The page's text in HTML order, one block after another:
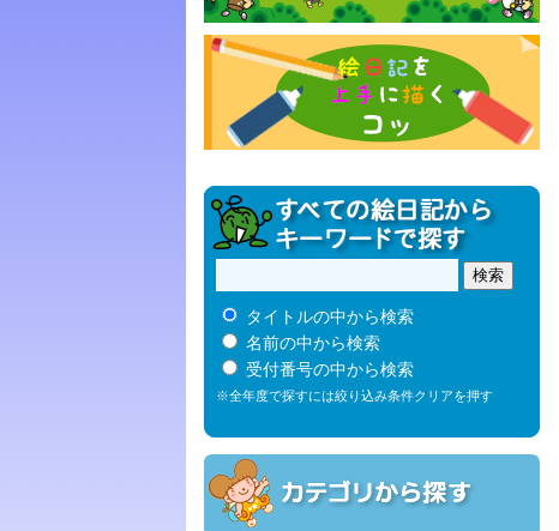
タイトルの中から検索
名前の中から検索
受付番号の中から検索
※全年度で探すには絞り込み条件クリアを押す